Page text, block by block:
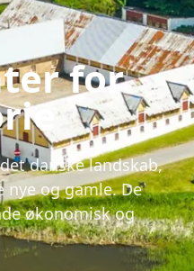
for
danske landskab,
nye og gamle. De
økonomisk og